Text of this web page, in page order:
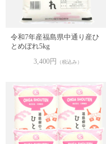
令和7年産福島県中通り産ひ
とめぼれ5kg
3,400円
（税込み）